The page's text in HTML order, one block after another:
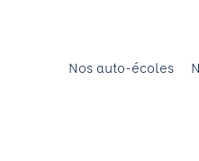
Nos auto-écoles